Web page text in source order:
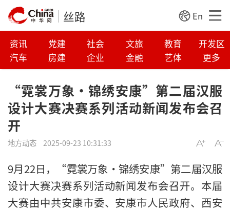
丝路 En
资讯 党建 社会 文旅 教育
开发区
汽车
房建 企业 金融 艺体 更多
“霓裳万象·锦绣安康”第二届汉服
设计大赛决赛系列活动新闻发布会召
开
地方动态 2025-09-23 10:31:33
9月22日，“霓裳万象·锦绣安康”第二届汉服
设计大赛决赛系列活动新闻发布会召开。本届
大赛由中共安康市委、安康市人民政府、西安